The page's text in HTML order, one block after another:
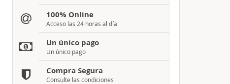
100% Online
Acceso las 24 horas al día
Un único pago
Un único pago
Compra Segura
Consulte las condiciones